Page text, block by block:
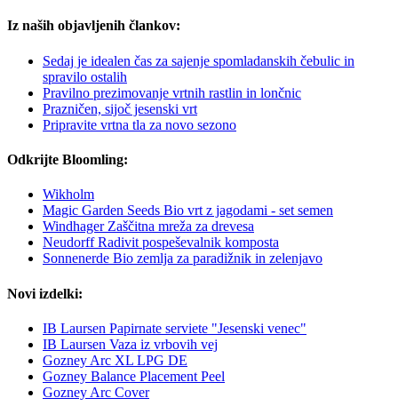
Iz naših objavljenih člankov:
Sedaj je idealen čas za sajenje spomladanskih čebulic in
spravilo ostalih
Pravilno prezimovanje vrtnih rastlin in lončnic
Prazničen, sijoč jesenski vrt
Pripravite vrtna tla za novo sezono
Odkrijte Bloomling:
Wikholm
Magic Garden Seeds Bio vrt z jagodami - set semen
Windhager Zaščitna mreža za drevesa
Neudorff Radivit pospeševalnik komposta
Sonnenerde Bio zemlja za paradižnik in zelenjavo
Novi izdelki:
IB Laursen Papirnate serviete "Jesenski venec"
IB Laursen Vaza iz vrbovih vej
Gozney Arc XL LPG DE
Gozney Balance Placement Peel
Gozney Arc Cover